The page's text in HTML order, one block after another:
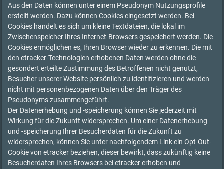
Aus den Daten können unter einem Pseudonym Nutzungsprofile
erstellt werden. Dazu können Cookies eingesetzt werden. Bei
Cookies handelt es sich um kleine Textdateien, die lokal im
Zwischenspeicher Ihres Internet-Browsers gespeichert werden. Die
Cookies ermöglichen es, Ihren Browser wieder zu erkennen. Die mit
den etracker-Technologien erhobenen Daten werden ohne die
gesondert erteilte Zustimmung des Betroffenen nicht genutzt,
Besucher unserer Website persönlich zu identifizieren und werden
nicht mit personenbezogenen Daten über den Träger des
Pseudonyms zusammengeführt.
Der Datenerhebung und -speicherung können Sie jederzeit mit
Wirkung für die Zukunft widersprechen. Um einer Datenerhebung
und -speicherung Ihrer Besucherdaten für die Zukunft zu
widersprechen, können Sie unter nachfolgendem Link ein Opt-Out-
Cookie von etracker beziehen, dieser bewirkt, dass zukünftig keine
Besucherdaten Ihres Browsers bei etracker erhoben und